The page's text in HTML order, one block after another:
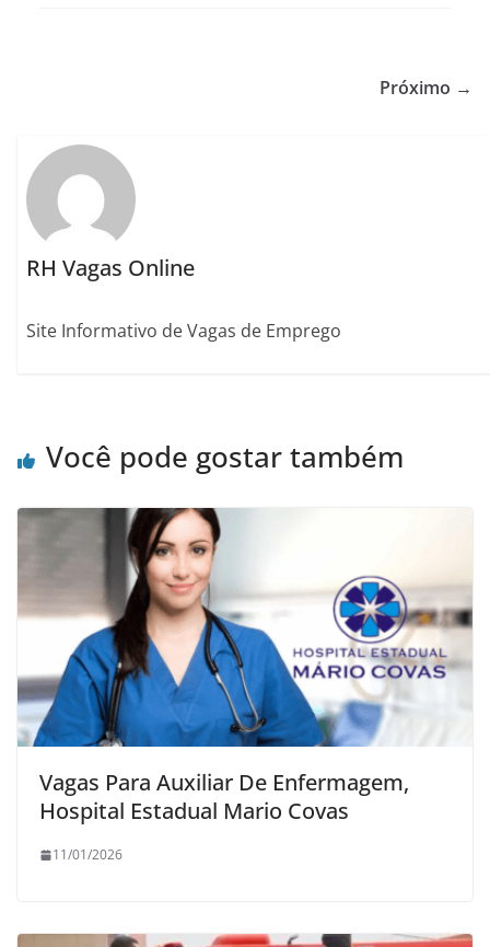
Próximo →
RH Vagas Online
Site Informativo de Vagas de Emprego
Você pode gostar também
Vagas Para Auxiliar De Enfermagem,
Hospital Estadual Mario Covas
11/01/2026